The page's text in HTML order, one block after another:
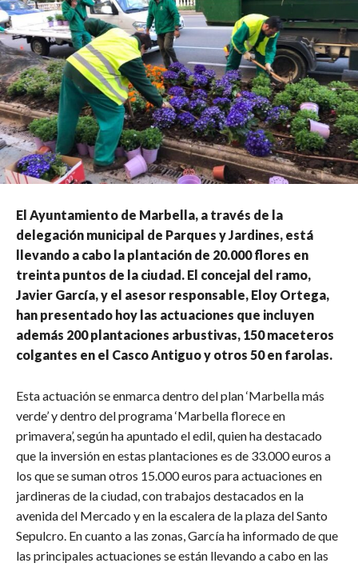
El Ayuntamiento de Marbella, a través de la
delegación municipal de Parques y Jardines, está
llevando a cabo la plantación de 20.000 flores en
treinta puntos de la ciudad. El concejal del ramo,
Javier García, y el asesor responsable, Eloy Ortega,
han presentado hoy las actuaciones que incluyen
además 200 plantaciones arbustivas, 150 maceteros
colgantes en el Casco Antiguo y otros 50 en farolas.
Esta actuación se enmarca dentro del plan ‘Marbella más
verde’ y dentro del programa ‘Marbella florece en
primavera’, según ha apuntado el edil, quien ha destacado
que la inversión en estas plantaciones es de 33.000 euros a
los que se suman otros 15.000 euros para actuaciones en
jardineras de la ciudad, con trabajos destacados en la
avenida del Mercado y en la escalera de la plaza del Santo
Sepulcro. En cuanto a las zonas, García ha informado de que
las principales actuaciones se están llevando a cabo en las